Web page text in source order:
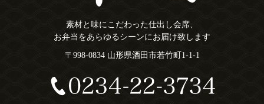
素材と味にこだわった仕出し会席、
お弁当をあらゆるシーンにお届け致します
〒998-0834 山形県酒田市若竹町1-1-1